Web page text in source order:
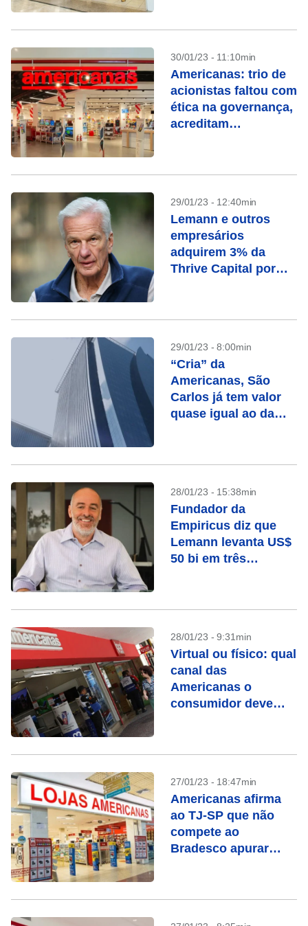
30/01/23 - 11:10min
Americanas: trio de
acionistas faltou com
ética na governança,
acreditam
29/01/23 - 12:40min
Lemann e outros
empresários
adquirem 3% da
Thrive Capital por
29/01/23 - 8:00min
“Cria” da
Americanas, São
Carlos já tem valor
quase igual ao da
28/01/23 - 15:38min
Fundador da
Empiricus diz que
Lemann levanta US$
50 bi em três
28/01/23 - 9:31min
Virtual ou físico: qual
canal das
Americanas o
consumidor deve
27/01/23 - 18:47min
Americanas afirma
ao TJ-SP que não
compete ao
Bradesco apurar